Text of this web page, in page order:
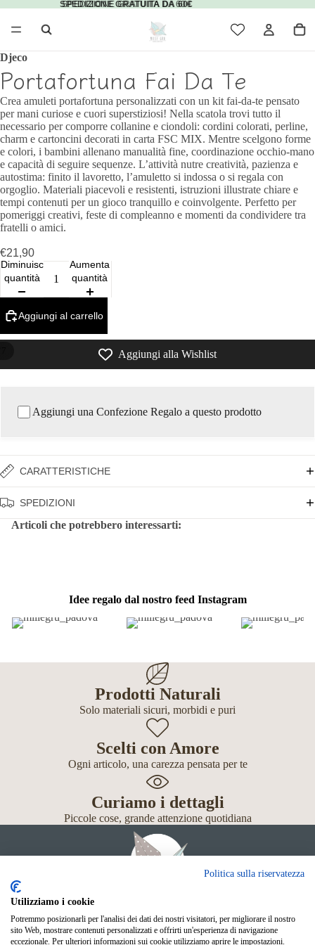
SPEDIZIONE GRATUITA DA 60€
SPEDIZIONE GRATUITA DA 60€
Djeco
Portafortuna Fai Da Te
Crea amuleti portafortuna personalizzati con un kit fai‑da‑te pensato
per mani curiose e cuori superstiziosi! Nella scatola trovi tutto il
necessario per comporre collanine e ciondoli: cordini colorati, perline,
charm e cartoncini decorati in carta FSC MIX. Mentre scelgono forme
e colori, i bambini allenano manualità fine, coordinazione occhio‑mano
e capacità di seguire sequenze. L’attività nutre creatività, pazienza e
autostima: finito il lavoretto, l’amuletto si indossa o si regala con
orgoglio. Materiali piacevoli e resistenti, istruzioni illustrate chiare e
tempi contenuti per un gioco tranquillo e coinvolgente. Perfetto per
pomeriggi creativi, feste di compleanno e momenti da condividere tra
fratelli o amici.
€21,90
Diminuisci
quantità
Aumenta
quantità
Aggiungi al carrello
Aggiungi alla Wishlist
Aggiungi una Confezione Regalo a questo prodotto
CARATTERISTICHE
SPEDIZIONI
Articoli che potrebbero interessarti:
Idee regalo dal nostro feed Instagram
Prodotti Naturali
Solo materiali sicuri, morbidi e puri
Scelti con Amore
Ogni articolo, una carezza pensata per te
Curiamo i dettagli
Piccole cose, grande attenzione quotidiana
Giochi
Neonato
Politica sulla riservatezza
Utilizziamo i cookie
Potremmo posizionarli per l'analisi dei dati dei nostri visitatori, per migliorare il nostro
sito Web, mostrare contenuti personalizzati e offrirti un'esperienza di navigazione
eccezionale. Per ulteriori informazioni sui cookie utilizziamo aprire le impostazioni.